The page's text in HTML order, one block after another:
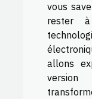
vous
rester
allons